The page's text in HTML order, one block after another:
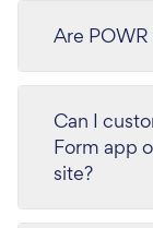
Are
Can I
Form app
site?